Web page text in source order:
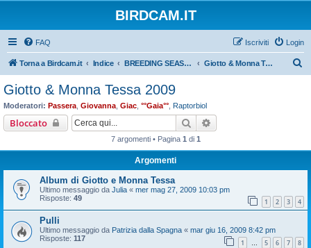
BIRDCAM.IT
FAQ Login
Iscriviti
Torna a Birdcam.it Indice BREEDING SEASON 2009 Giotto & Monna Tessa 2009
Giotto & Monna Tessa 2009
Moderatori: Passera Giovanna Giac °°Gaia°° Raptorbiol
Bloccato Cerca
7 argomenti • Pagina 1 di 1
Argomenti
Album di Giotto e Monna Tessa
Ultimo messaggio da Julia « mer mag 27, 2009 10:03 pm
Risposte: 49 1 2 3 4
Pulli
Ultimo messaggio da Patrizia dalla Spagna « mar giu 16, 2009 8:42 pm
Risposte: 117 1 … 5 6 7 8